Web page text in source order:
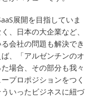
展開を目指していま
、日本の大企業など、
会社の問題も解決でき
、「アルゼンチンのオ
場合、その部分も我々
プロポジションをつく
いったビジネスに紐づ